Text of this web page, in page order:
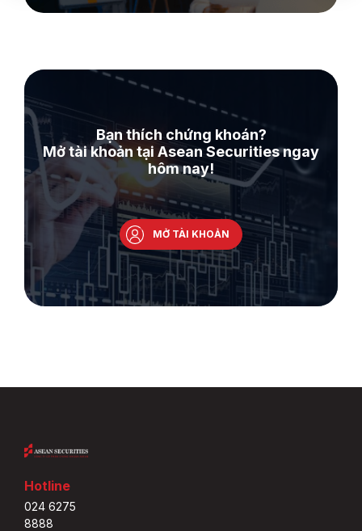
Bạn thích chứng khoán?
Mở tài khoản tại Asean Securities ngay
hôm nay!
MỞ TÀI KHOẢN
Hotline
024 6275
8888